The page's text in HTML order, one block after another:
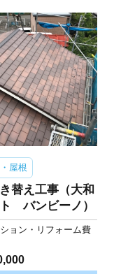
屋根
替え工事（大和
バンビーノ）
ョン・リフォーム費